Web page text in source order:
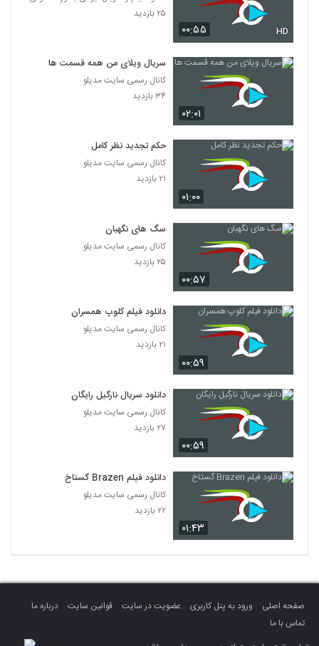
۰۰:۵۵ HD
۲۵ بازدید
۰۲:۰۱
سریال ویلای من همه قسمت ها
کانال رسمی سایت مدیلو
۳۴ بازدید
۰۱:۰۰
حکم تجدید نظر کامل
کانال رسمی سایت مدیلو
۲۱ بازدید
۰۰:۵۷
سگ های نگهبان
کانال رسمی سایت مدیلو
۲۵ بازدید
۰۰:۵۹
دانلود فیلم کلوپ همسران
کانال رسمی سایت مدیلو
۲۱ بازدید
۰۰:۵۹
دانلود سریال نارگیل رایگان
کانال رسمی سایت مدیلو
۲۷ بازدید
۰۱:۴۳
دانلود فیلم Brazen گستاخ
کانال رسمی سایت مدیلو
۲۲ بازدید
صفحه اصلی ورود به پنل کاربری عضویت در سایت قوانین سایت
درباره ما
تماس با ما